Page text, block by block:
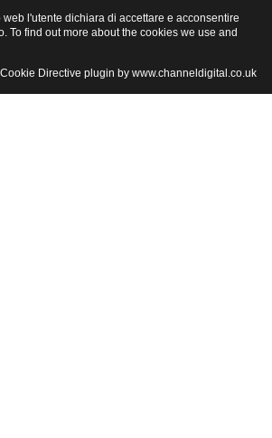
l'utente dichiara di accettare e acconsentire
To find out more about the cookies we use and